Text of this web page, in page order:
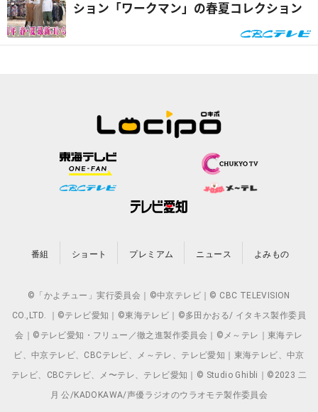
ション「ワークマン」の春夏コレクション
番組 ショート プレミアム ニュース よみもの
©「かよチュー」実行委員会｜©中京テレビ｜© CBC TELEVISION
CO.,LTD. ｜©テレビ愛知｜©東海テレビ｜©多田かおる/ イタキス製作委員
会｜©テレビ愛知・フリュー／徹之進製作委員会｜©メ～テレ｜東海テレ
ビ、中京テレビ、CBCテレビ、メ～テレ、テレビ愛知｜東海テレビ、中京
テレビ、CBCテレビ、メ〜テレ、テレビ愛知｜© Studio Ghibli｜©2023 二
月 公/KADOKAWA/声優ラジオのウラオモテ製作委員会